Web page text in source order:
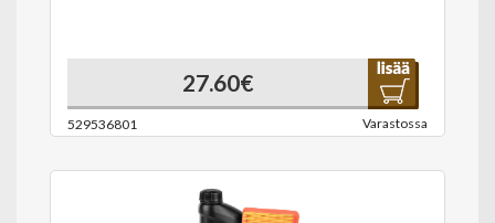
27.60€
529536801 Varastossa